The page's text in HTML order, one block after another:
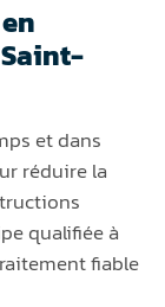
et dans
réduire la
qualifiée à
fiable